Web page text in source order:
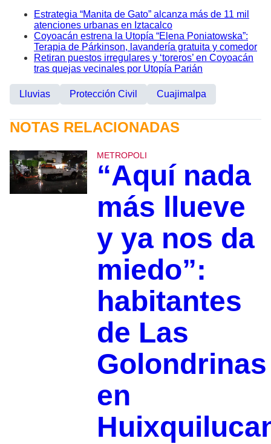
Estrategia “Manita de Gato” alcanza más de 11 mil
atenciones urbanas en Iztacalco
Coyoacán estrena la Utopía “Elena Poniatowska”:
Terapia de Párkinson, lavandería gratuita y comedor
Retiran puestos irregulares y ‘toreros’ en Coyoacán
tras quejas vecinales por Utopía Parián
Lluvias Protección Civil Cuajimalpa
NOTAS RELACIONADAS
METROPOLI
“Aquí nada
más llueve
y ya nos da
miedo”:
habitantes
de Las
Golondrinas
en